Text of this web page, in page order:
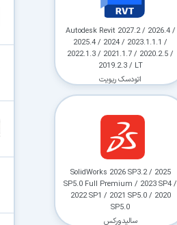
Autodesk Revit 2027.2 / 2026.4 /
2025.4 / 2024 / 2023.1.1.1 /
2022.1.3 / 2021.1.7 / 2020.2.5 /
2019.2.3 / LT
اتودسک ریویت
SolidWorks 2026 SP3.2 / 2025
SP5.0 Full Premium / 2023 SP4 /
2022 SP1 / 2021 SP5.0 / 2020
SP5.0
سالیدورکس